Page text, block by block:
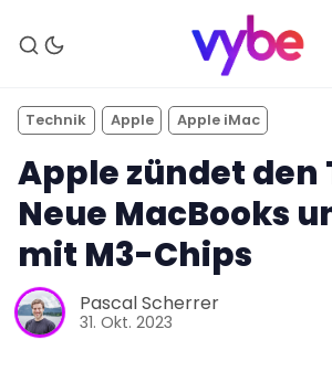
Technik Apple Apple iMac
Apple zündet den
Neue MacBooks
mit M3-Chips
Pascal Scherrer
31. Okt. 2023